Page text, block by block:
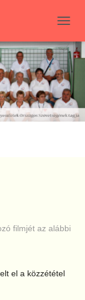
BE-/
filmjét az alábbi
el a közzététel